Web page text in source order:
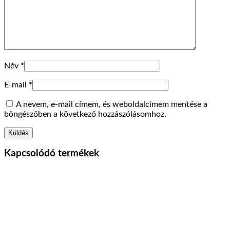
Név *
E-mail *
A nevem, e-mail címem, és weboldalcímem mentése a
böngészőben a következő hozzászólásomhoz.
Kapcsolódó termékek